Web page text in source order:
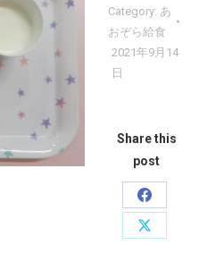
Category: あ
おぞら給食
2021年9月14
日
Share this
post
Share
on
Share